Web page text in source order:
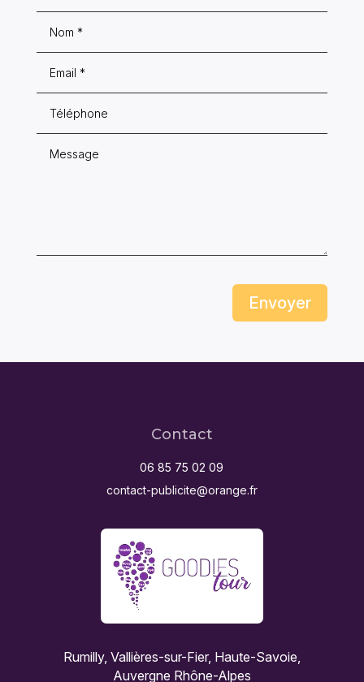
Envoyer
Contact
06 85 75 02 09
contact-publicite@orange.fr
Rumilly, Vallières-sur-Fier, Haute-Savoie,
Auvergne Rhône-Alpes